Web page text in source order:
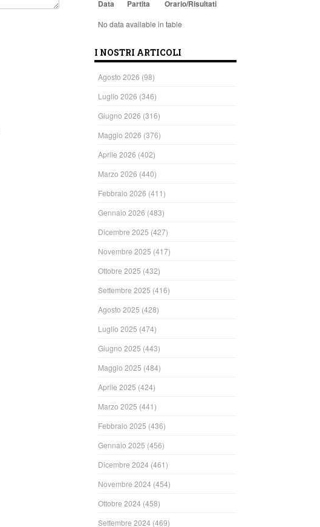
Data Partita Orario/Risultati
No data available in table
I NOSTRI ARTICOLI
Agosto 2026 (98)
Luglio 2026 (346)
Giugno 2026 (316)
Maggio 2026 (376)
Aprile 2026 (402)
Marzo 2026 (440)
Febbraio 2026 (411)
Gennaio 2026 (483)
Dicembre 2025 (427)
Novembre 2025 (417)
Ottobre 2025 (432)
Settembre 2025 (416)
Agosto 2025 (428)
Luglio 2025 (474)
Giugno 2025 (443)
Maggio 2025 (484)
Aprile 2025 (424)
Marzo 2025 (441)
Febbraio 2025 (436)
Gennaio 2025 (456)
Dicembre 2024 (461)
Novembre 2024 (454)
Ottobre 2024 (458)
Settembre 2024 (469)